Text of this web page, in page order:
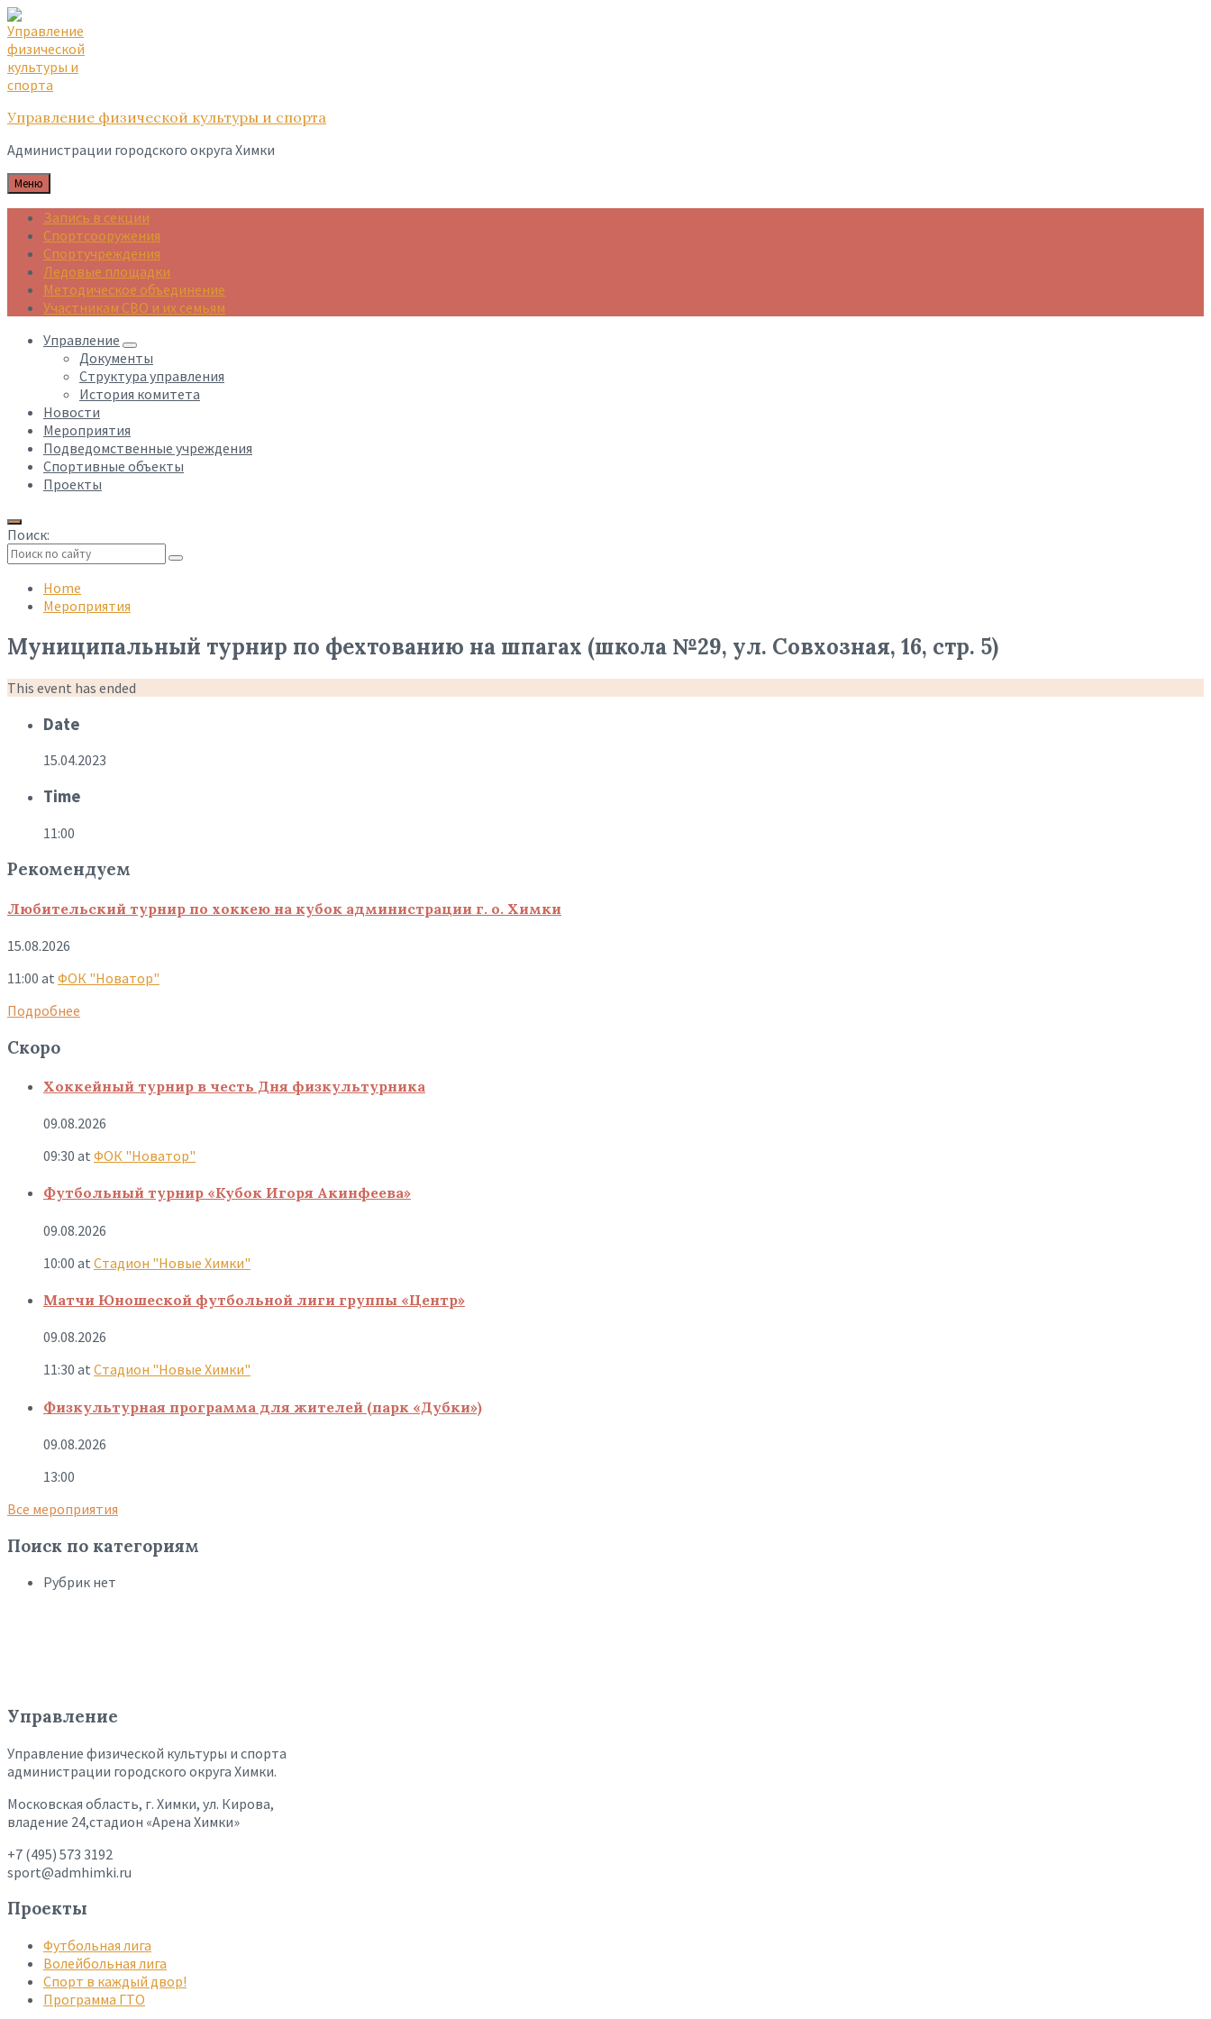
Skip
to
content
Skip
to
main
navigation
Skip
to
footer
Управление физической культуры и спорта
Администрации городского округа Химки
Меню
Запись в секции
Спортсооружения
Спортучреждения
Ледовые площадки
Методическое объединение
Участникам СВО и их семьям
Управление
Документы
Структура управления
История комитета
Новости
Мероприятия
Подведомственные учреждения
Спортивные объекты
Проекты
Поиск:
search
Home
Мероприятия
Муниципальный турнир по фехтованию на шпагах (школа №29, ул. Совхозная, 16, стр. 5)
This event has ended
Date
15.04.2023
Time
11:00
Рекомендуем
Любительский турнир по хоккею на кубок администрации г. о. Химки
15.08.2026
11:00 at ФОК "Новатор"
Подробнее
Скоро
Хоккейный турнир в честь Дня физкультурника
09.08.2026
09:30 at ФОК "Новатор"
Футбольный турнир «Кубок Игоря Акинфеева»
09.08.2026
10:00 at Стадион "Новые Химки"
Матчи Юношеской футбольной лиги группы «Центр»
09.08.2026
11:30 at Стадион "Новые Химки"
Физкультурная программа для жителей (парк «Дубки»)
09.08.2026
13:00
Все мероприятия
Поиск по категориям
Рубрик нет
Управление
Управление физической культуры и спорта
администрации городского округа Химки.
Московская область, г. Химки, ул. Кирова,
владение 24,стадион «Арена Химки»
+7 (495) 573 3192
sport@admhimki.ru
Проекты
Футбольная лига
Волейбольная лига
Спорт в каждый двор!
Программа ГТО